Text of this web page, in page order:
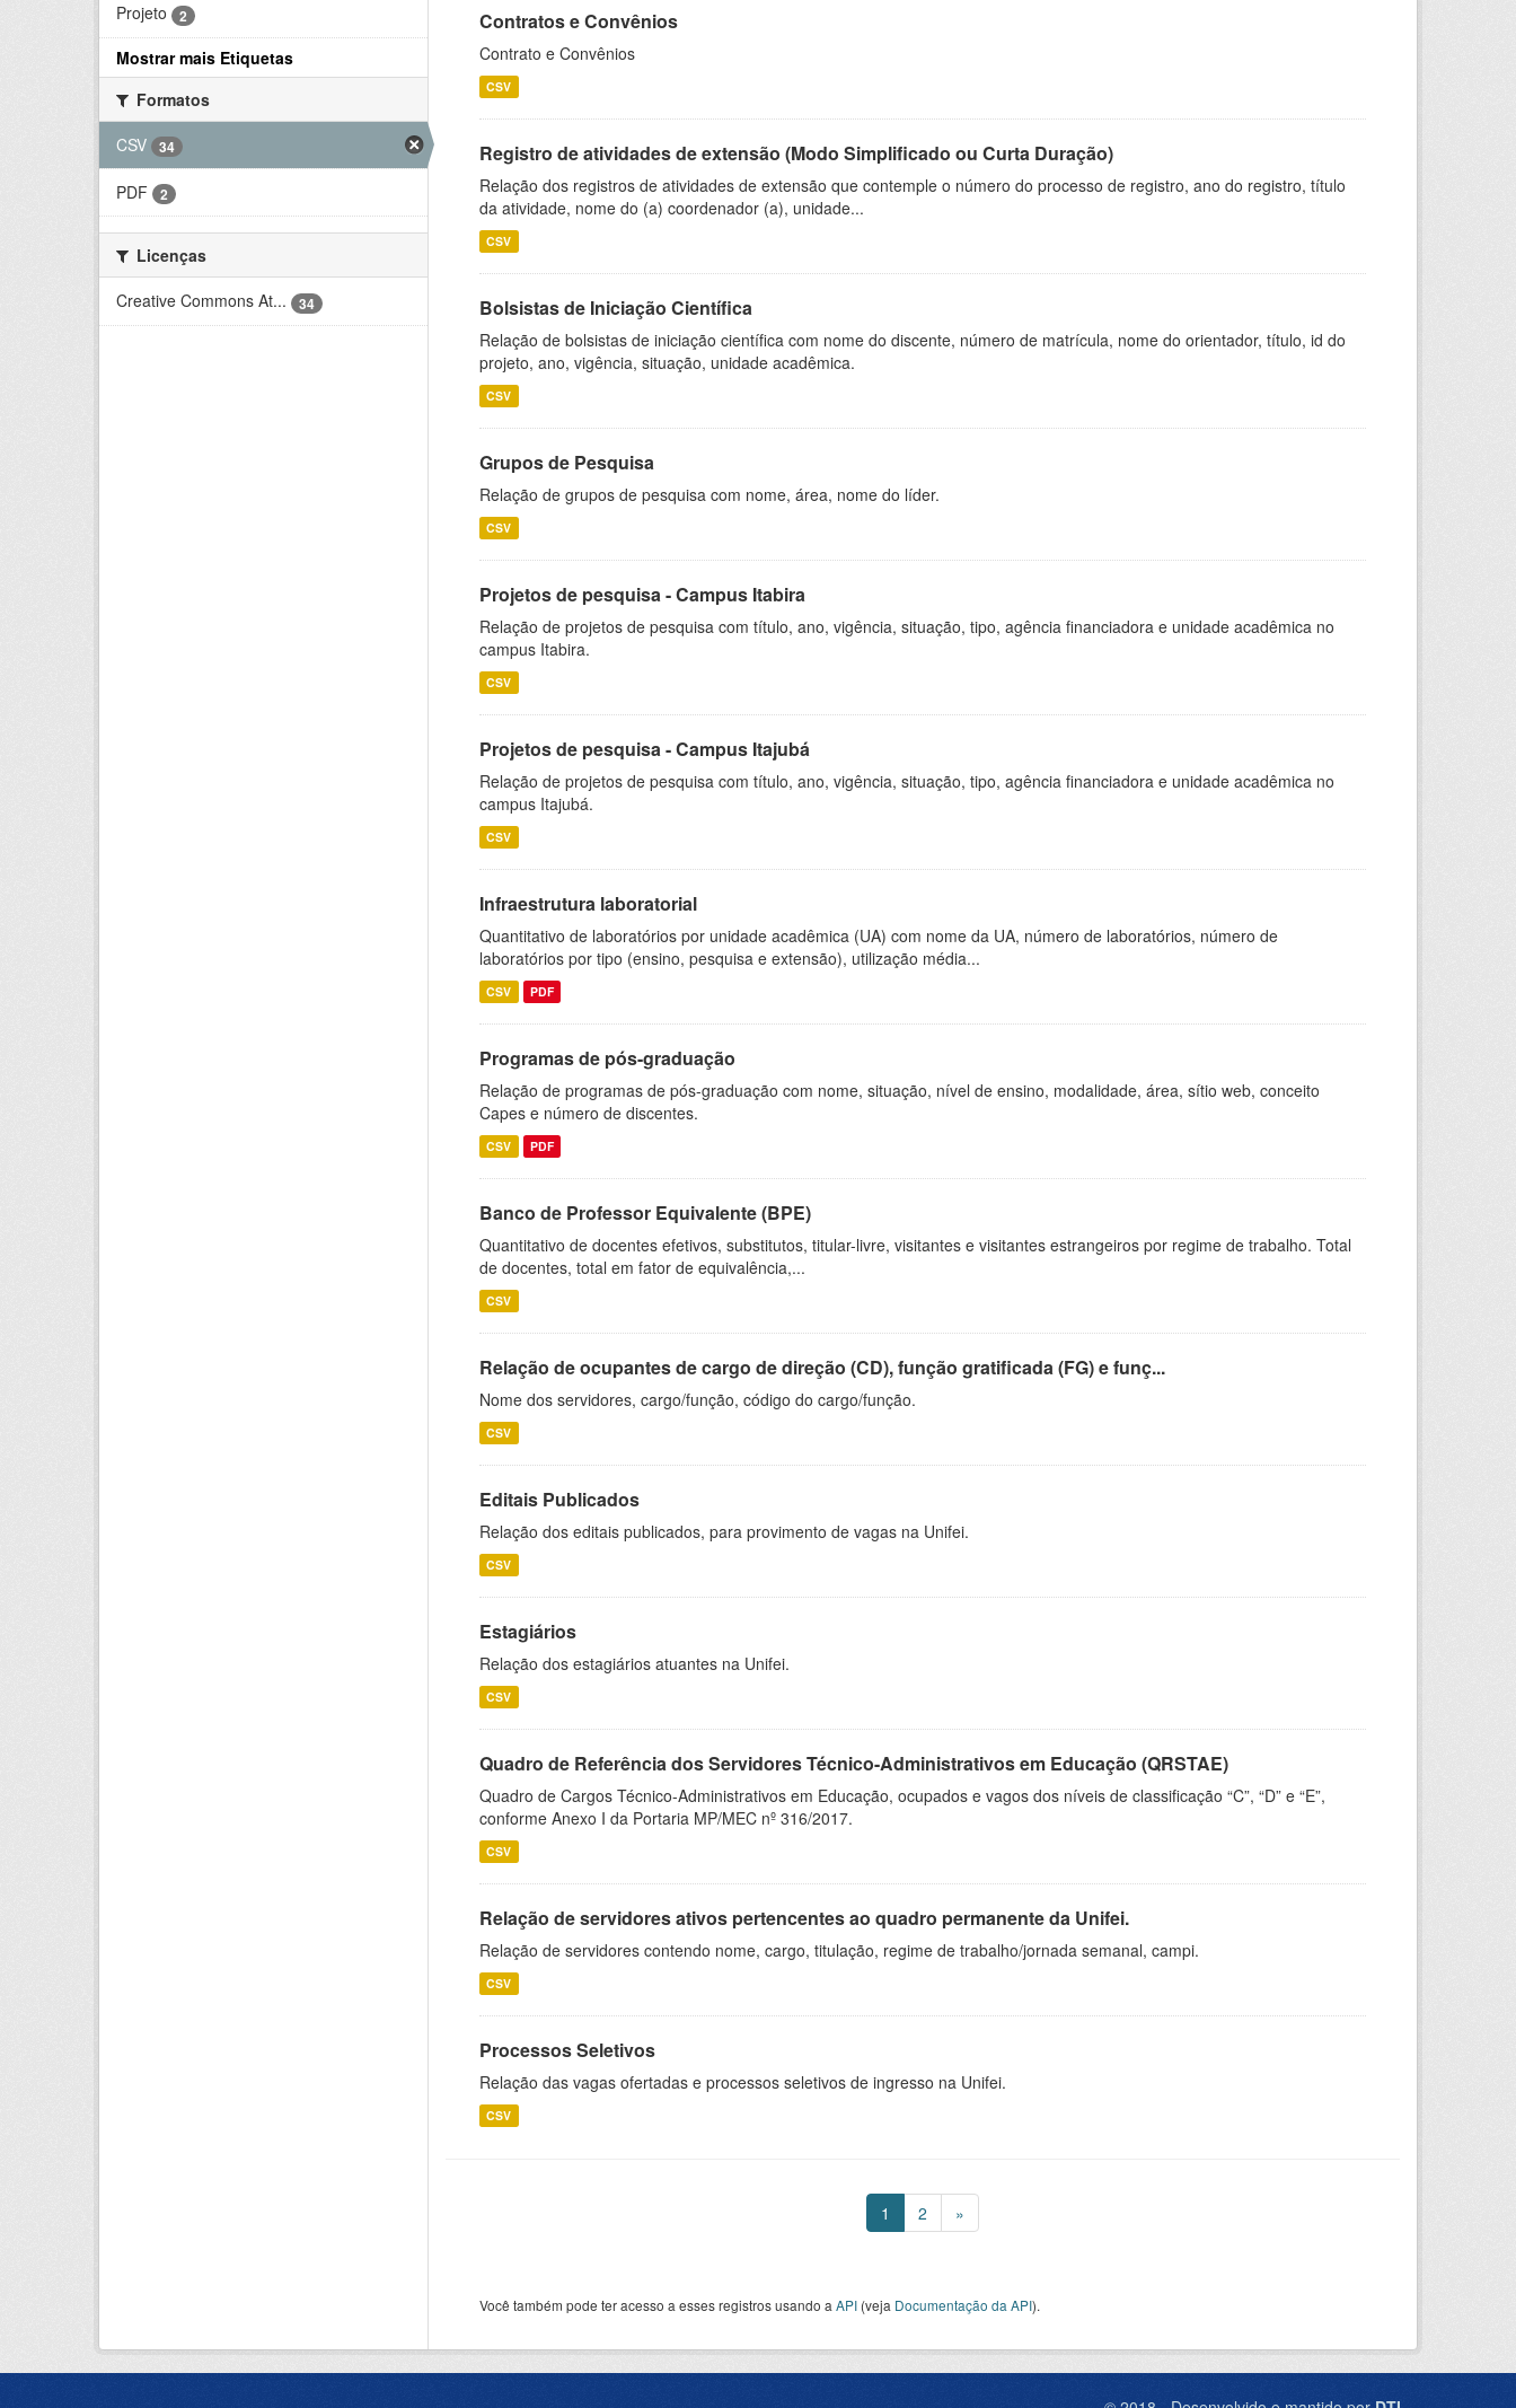
Projeto 2
Mostrar mais Etiquetas
Formatos
CSV
34
PDF 2
Licenças
Creative Commons At...
34
Contratos e Convênios
Contrato e Convênios
CSV
Registro de atividades de extensão (Modo Simplificado ou Curta Duração)
Relação dos registros de atividades de extensão que contemple o número do processo de registro, ano do registro, título
da atividade, nome do (a) coordenador (a), unidade...
CSV
Bolsistas de Iniciação Científica
Relação de bolsistas de iniciação científica com nome do discente, número de matrícula, nome do orientador, título, id do
projeto, ano, vigência, situação, unidade acadêmica.
CSV
Grupos de Pesquisa
Relação de grupos de pesquisa com nome, área, nome do líder.
CSV
Projetos de pesquisa - Campus Itabira
Relação de projetos de pesquisa com título, ano, vigência, situação, tipo, agência financiadora e unidade acadêmica no
campus Itabira.
CSV
Projetos de pesquisa - Campus Itajubá
Relação de projetos de pesquisa com título, ano, vigência, situação, tipo, agência financiadora e unidade acadêmica no
campus Itajubá.
CSV
Infraestrutura laboratorial
Quantitativo de laboratórios por unidade acadêmica (UA) com nome da UA, número de laboratórios, número de
laboratórios por tipo (ensino, pesquisa e extensão), utilização média...
CSV PDF
Programas de pós-graduação
Relação de programas de pós-graduação com nome, situação, nível de ensino, modalidade, área, sítio web, conceito
Capes e número de discentes.
CSV PDF
Banco de Professor Equivalente (BPE)
Quantitativo de docentes efetivos, substitutos, titular-livre, visitantes e visitantes estrangeiros por regime de trabalho. Total
de docentes, total em fator de equivalência,...
CSV
Relação de ocupantes de cargo de direção (CD), função gratificada (FG) e funç...
Nome dos servidores, cargo/função, código do cargo/função.
CSV
Editais Publicados
Relação dos editais publicados, para provimento de vagas na Unifei.
CSV
Estagiários
Relação dos estagiários atuantes na Unifei.
CSV
Quadro de Referência dos Servidores Técnico-Administrativos em Educação (QRSTAE)
Quadro de Cargos Técnico-Administrativos em Educação, ocupados e vagos dos níveis de classificação “C”, “D” e “E”,
conforme Anexo I da Portaria MP/MEC nº 316/2017.
CSV
Relação de servidores ativos pertencentes ao quadro permanente da Unifei.
Relação de servidores contendo nome, cargo, titulação, regime de trabalho/jornada semanal, campi.
CSV
Processos Seletivos
Relação das vagas ofertadas e processos seletivos de ingresso na Unifei.
CSV
1 2 »
Você também pode ter acesso a esses registros usando a API (veja Documentação da API).